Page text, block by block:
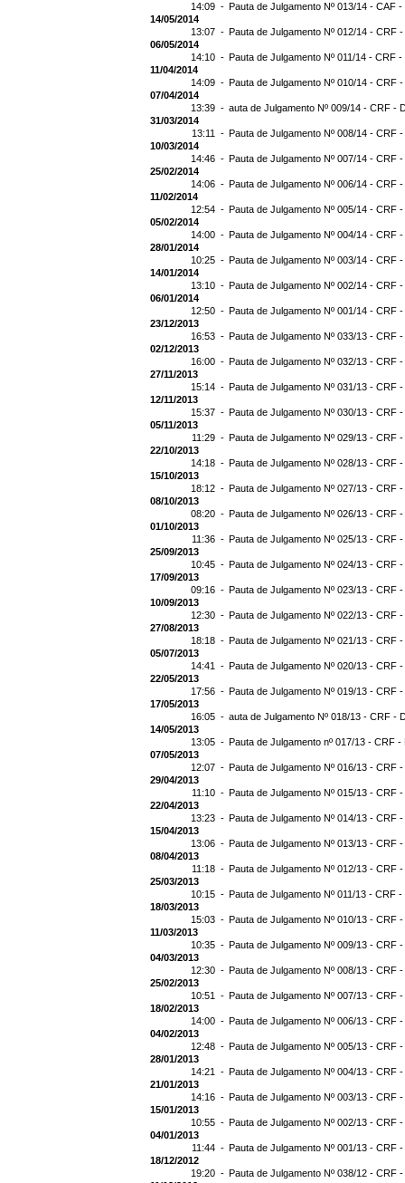
14:09 - Pauta de Julgamento Nº 013/14 - CAF
14/05/2014
13:07 - Pauta de Julgamento Nº 012/14 - CRF
06/05/2014
14:10 - Pauta de Julgamento Nº 011/14 - CRF
11/04/2014
14:09 - Pauta de Julgamento Nº 010/14 - CRF
07/04/2014
13:39 - auta de Julgamento Nº 009/14 - CRF -
31/03/2014
13:11 - Pauta de Julgamento Nº 008/14 - CRF
10/03/2014
14:46 - Pauta de Julgamento Nº 007/14 - CRF
25/02/2014
14:06 - Pauta de Julgamento Nº 006/14 - CRF
11/02/2014
12:54 - Pauta de Julgamento Nº 005/14 - CRF
05/02/2014
14:00 - Pauta de Julgamento Nº 004/14 - CRF
28/01/2014
10:25 - Pauta de Julgamento Nº 003/14 - CRF
14/01/2014
13:10 - Pauta de Julgamento Nº 002/14 - CRF
06/01/2014
12:50 - Pauta de Julgamento Nº 001/14 - CRF
23/12/2013
16:53 - Pauta de Julgamento Nº 033/13 - CRF
02/12/2013
16:00 - Pauta de Julgamento Nº 032/13 - CRF
27/11/2013
15:14 - Pauta de Julgamento Nº 031/13 - CRF
12/11/2013
15:37 - Pauta de Julgamento Nº 030/13 - CRF
05/11/2013
11:29 - Pauta de Julgamento Nº 029/13 - CRF
22/10/2013
14:18 - Pauta de Julgamento Nº 028/13 - CRF
15/10/2013
18:12 - Pauta de Julgamento Nº 027/13 - CRF
08/10/2013
08:20 - Pauta de Julgamento Nº 026/13 - CRF
01/10/2013
11:36 - Pauta de Julgamento Nº 025/13 - CRF
25/09/2013
10:45 - Pauta de Julgamento Nº 024/13 - CRF
17/09/2013
09:16 - Pauta de Julgamento Nº 023/13 - CRF
10/09/2013
12:30 - Pauta de Julgamento Nº 022/13 - CRF
27/08/2013
18:18 - Pauta de Julgamento Nº 021/13 - CRF
05/07/2013
14:41 - Pauta de Julgamento Nº 020/13 - CRF
22/05/2013
17:56 - Pauta de Julgamento Nº 019/13 - CRF
17/05/2013
16:05 - auta de Julgamento Nº 018/13 - CRF -
14/05/2013
13:05 - Pauta de Julgamento nº 017/13 - CRF -
07/05/2013
12:07 - Pauta de Julgamento Nº 016/13 - CRF
29/04/2013
11:10 - Pauta de Julgamento Nº 015/13 - CRF
22/04/2013
13:23 - Pauta de Julgamento Nº 014/13 - CRF
15/04/2013
13:06 - Pauta de Julgamento Nº 013/13 - CRF
08/04/2013
11:18 - Pauta de Julgamento Nº 012/13 - CRF
25/03/2013
10:15 - Pauta de Julgamento Nº 011/13 - CRF
18/03/2013
15:03 - Pauta de Julgamento Nº 010/13 - CRF
11/03/2013
10:35 - Pauta de Julgamento Nº 009/13 - CRF
04/03/2013
12:30 - Pauta de Julgamento Nº 008/13 - CRF
25/02/2013
10:51 - Pauta de Julgamento Nº 007/13 - CRF
18/02/2013
14:00 - Pauta de Julgamento Nº 006/13 - CRF
04/02/2013
12:48 - Pauta de Julgamento Nº 005/13 - CRF
28/01/2013
14:21 - Pauta de Julgamento Nº 004/13 - CRF
21/01/2013
14:16 - Pauta de Julgamento Nº 003/13 - CRF
15/01/2013
10:55 - Pauta de Julgamento Nº 002/13 - CRF
04/01/2013
11:44 - Pauta de Julgamento Nº 001/13 - CRF
18/12/2012
19:20 - Pauta de Julgamento Nº 038/12 - CRF